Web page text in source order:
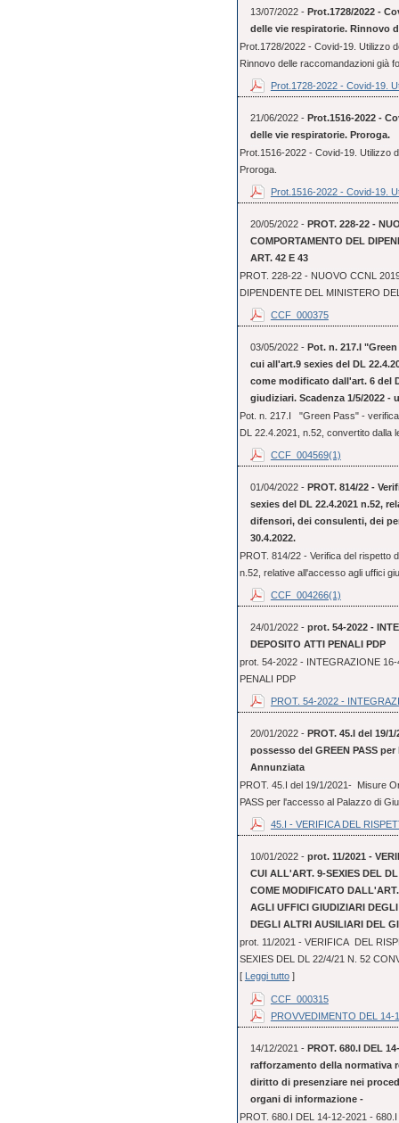
13/07/2022 - Prot.1728/2022 -
delle vie respiratorie. Rinnovo
Prot.1728/2022 - Covid-19. Utilizzo
Rinnovo delle raccomandazioni già
Prot.1728-2022 - Covid-19.
21/06/2022 - Prot.1516-2022 -
delle vie respiratorie. Proroga.
Prot.1516-2022 - Covid-19. Utilizzo
Proroga.
Prot.1516-2022 - Covid-19.
20/05/2022 - PROT. 228-22 -
COMPORTAMENTO DEL
ART. 42 E 43
PROT. 228-22 - NUOVO CCNL
DIPENDENTE DEL MINISTERO
CCF_000375
03/05/2022 - Pot. n. 217.I
cui all'art.9 sexies del DL
come modificato dall'art. 6 del
giudiziari. Scadenza 1/5/2022 -
Pot. n. 217.I "Green Pass" -
DL 22.4.2021, n.52, convertito dalla
CCF_004569(1)
01/04/2022 - PROT. 814/22 -
sexies del DL 22.4.2021 n.52,
difensori, dei consulenti, dei
30.4.2022.
PROT. 814/22 - Verifica del rispetto
n.52, relative all'accesso agli uffici
CCF_004266(1)
24/01/2022 - prot. 54-2022 -
DEPOSITO ATTI PENALI PDP
prot. 54-2022 - INTEGRAZIONE
PENALI PDP
PROT. 54-2022 -
20/01/2022 - PROT. 45.I del 19/
possesso del GREEN PASS
Annunziata
PROT. 45.I del 19/1/2021- Misure
PASS per l'accesso al Palazzo di
45.I - VERIFICA DEL
10/01/2022 - prot. 11/2021 -
CUI ALL'ART. 9-SEXIES DEL
COME MODIFICATO
AGLI UFFICI GIUDIZIARI
DEGLI ALTRI AUSILIARI DEL
prot. 11/2021 - VERIFICA DEL
SEXIES DEL DL 22/4/21 N. 52
[ Leggi tutto]
CCF_000315
PROVVEDIMENTO DEL 14-
14/12/2021 - PROT. 680.I DEL
rafforzamento della normativa
diritto di presenziare nei
organi di informazione -
PROT. 680.I DEL 14-12-2021 -